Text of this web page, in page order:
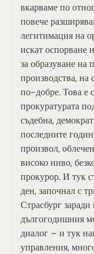
вкарваме по
повече
легитимация на
искат оспорване
за образуване на
производства, на
по-добре. Това е
прокуратурата
съдебна,
последните
произвол,
високо ниво,
прокурор. И тук
ден, започнал с
Страсбург
дългогодишния
диалог – и тук
управления,